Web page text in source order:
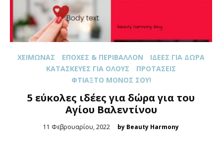
XΕΙΜΏΝΑΣ ΕΠΟΧΈΣ & ΠΕΡΙΒΆΛΛΟΝ
ΙΔΈΕΣ ΓΙΑ ΔΏΡΑ
ΚΑΤΑΣΚΕΥΈΣ ΓΙΑ ΌΛOΥΣ
ΠΡΟΤΆΣΕΙΣ
ΦΤΙΆΞΤΟ ΜΌΝΟΣ ΣΟΥ!
5 εύκολες ιδέες για δώρα για του
Αγίου Βαλεντίνου
Posted
11 Φεβρουαρίου, 2022 by Beauty Harmony